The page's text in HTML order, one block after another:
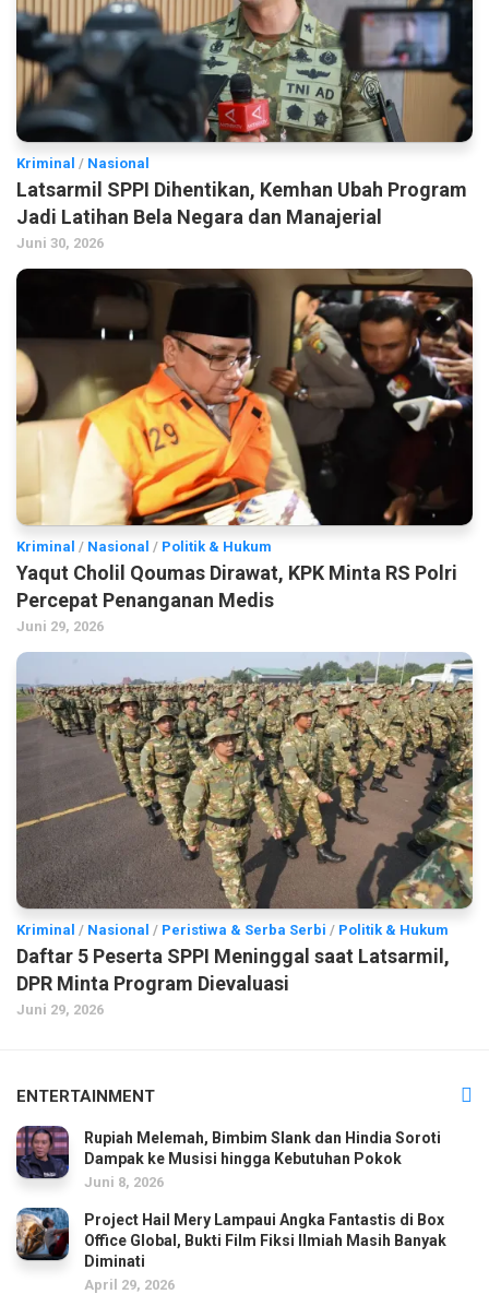
Kriminal / Nasional
Latsarmil SPPI Dihentikan, Kemhan Ubah Program
Jadi Latihan Bela Negara dan Manajerial
Juni 30, 2026
Kriminal / Nasional / Politik & Hukum
Yaqut Cholil Qoumas Dirawat, KPK Minta RS Polri
Percepat Penanganan Medis
Juni 29, 2026
Kriminal / Nasional / Peristiwa & Serba Serbi / Politik & Hukum
Daftar 5 Peserta SPPI Meninggal saat Latsarmil,
DPR Minta Program Dievaluasi
Juni 29, 2026
ENTERTAINMENT
Rupiah Melemah, Bimbim Slank dan Hindia Soroti
Dampak ke Musisi hingga Kebutuhan Pokok
Juni 8, 2026
Project Hail Mery Lampaui Angka Fantastis di Box
Office Global, Bukti Film Fiksi Ilmiah Masih Banyak
Diminati
April 29, 2026